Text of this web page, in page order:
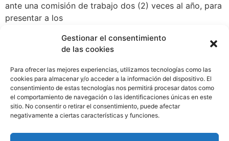
Gestionar el consentimiento
de las cookies
Para ofrecer las mejores experiencias, utilizamos tecnologías como las
cookies para almacenar y/o acceder a la información del dispositivo. El
consentimiento de estas tecnologías nos permitirá procesar datos como
el comportamiento de navegación o las identificaciones únicas en este
sitio. No consentir o retirar el consentimiento, puede afectar
negativamente a ciertas características y funciones.
ante una comisión de trabajo dos (2) veces al año, para
presentar a los
oportunidades para la promoción eficiente de los
destinos nacionales y los
resultados obtenidos en los esfuerzos hechos en el
pasado inmediato.
CAMTUR y PROMTUR buscan fortalecer el desarrollo
del turismo para beneficio de la economía del país
WhatsApp
Compartir